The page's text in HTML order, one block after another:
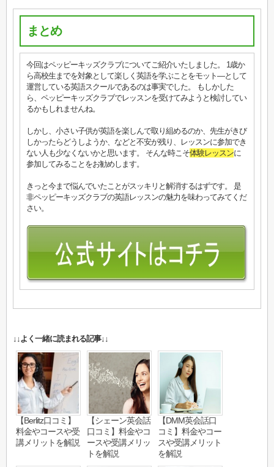
まとめ
今回はペッピーキッズクラブについてご紹介いたしました。 1歳か
ら高校生までを対象として楽しく英語を学ぶことをモット―として
運営している英語スクールであるのは事実でした。 もしかした
ら、ペッピーキッズクラブでレッスンを受けてみようと検討してい
るかもしれませんね。
しかし、小さい子供が英語を楽しんで取り組めるのか、先生がきび
しかったらどうしようか、などと不安が残り、レッスンに参加でき
ない人も少なくないかと思います。 そんな時こそ体験レッスンに
参加してみることをお勧めします。
きっと今まで悩んでいたことがスッキリと解消するはずです。 是
非ペッピーキッズクラブの英語レッスンの魅力を味わってみてくだ
さい。
↓↓よく一緒に読まれる記事↓↓
【Berlitz口コミ】
料金やコースや受
講メリットを解説
【シェーン英会話
口コミ】料金やコ
ースや受講メリッ
トを解説
【DMM英会話口
コミ】料金やコー
スや受講メリット
を解説